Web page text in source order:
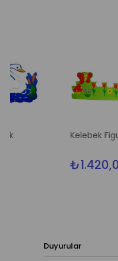
Kelebek Figürlü
₺1.420,00
Duyurular